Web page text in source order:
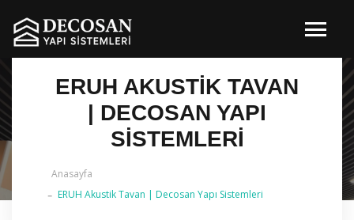
ERUH AKUSTIK TAVAN
| DECOSAN YAPI
SISTEMLERI
Anasayfa
ERUH Akustik Tavan | Decosan Yapı Sistemleri